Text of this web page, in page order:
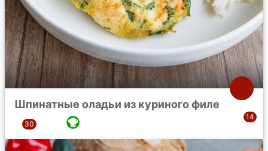
Шпинатные оладьи из куриного филе